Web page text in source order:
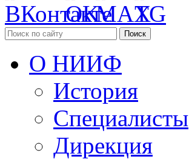
Поиск
О НИИФ
История
Специалисты
Дирекция